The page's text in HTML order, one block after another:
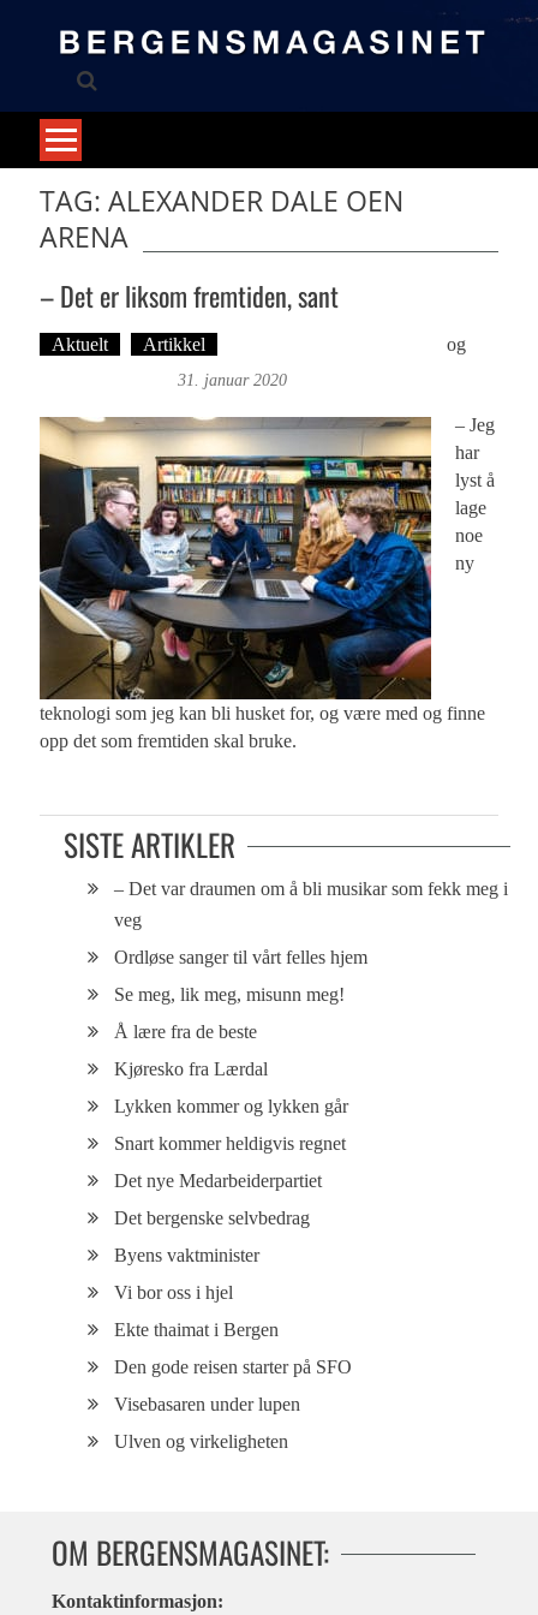
TAG: ALEXANDER DALE OEN
ARENA
– Det er liksom fremtiden, sant
Aktuelt Artikkel
og
31. januar 2020
– Jeg
har
lyst å
lage
noe
ny
teknologi som jeg kan bli husket for, og være med og finne
opp det som fremtiden skal bruke.
SISTE ARTIKLER
– Det var draumen om å bli musikar som fekk meg i
veg
Ordløse sanger til vårt felles hjem
Se meg, lik meg, misunn meg!
Å lære fra de beste
Kjøresko fra Lærdal
Lykken kommer og lykken går
Snart kommer heldigvis regnet
Det nye Medarbeiderpartiet
Det bergenske selvbedrag
Byens vaktminister
Vi bor oss i hjel
Ekte thaimat i Bergen
Den gode reisen starter på SFO
Visebasaren under lupen
Ulven og virkeligheten
OM BERGENSMAGASINET:
Kontaktinformasjon: